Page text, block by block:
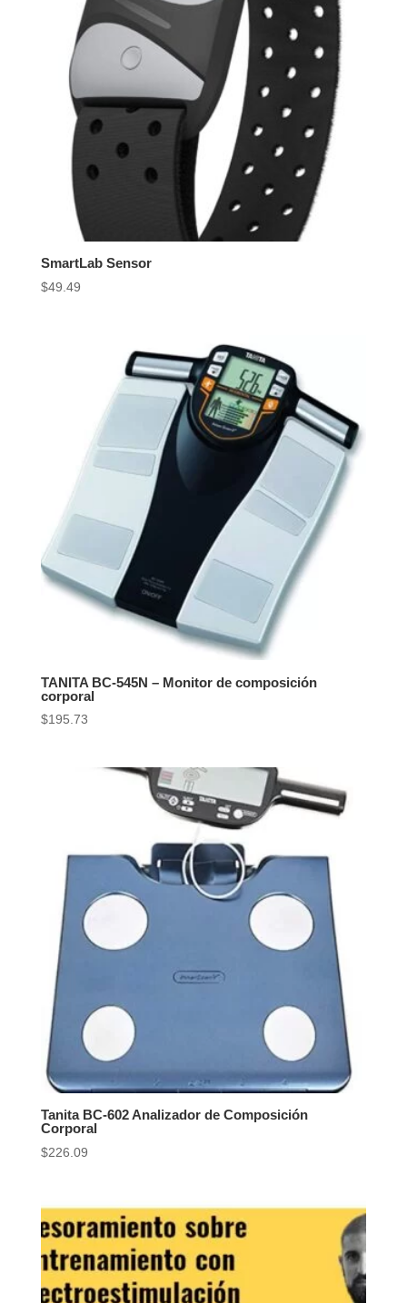
SmartLab Sensor
$49.49
TANITA BC-545N – Monitor de composición
corporal
$195.73
Tanita BC-602 Analizador de Composición
Corporal
$226.09